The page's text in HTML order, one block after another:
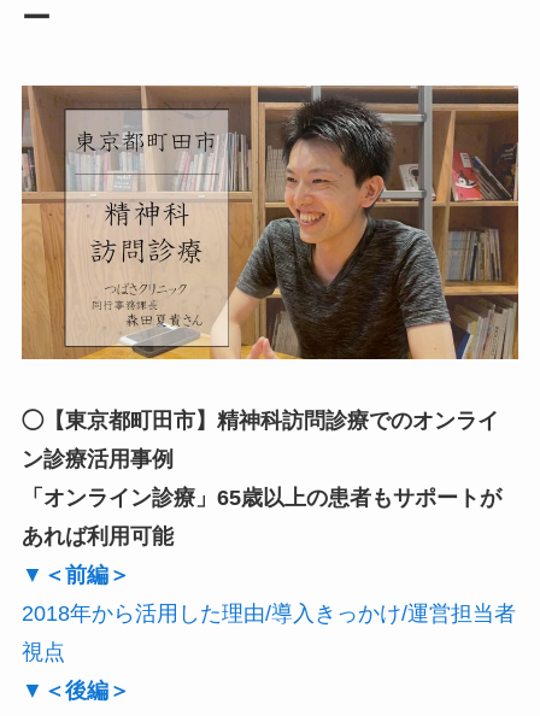
ー
◯【東京都町田市】精神科訪問診療でのオンライ
ン診療活用事例
「オンライン診療」65歳以上の患者もサポートが
あれば利用可能
▼ ＜前編＞
2018年から活用した理由/導入きっかけ/運営担当者
視点
▼ ＜後編＞